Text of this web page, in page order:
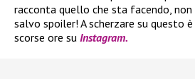
racconta quello che sta facendo,
salvo spoiler! A scherzare su questo
scorse ore su Instagram.